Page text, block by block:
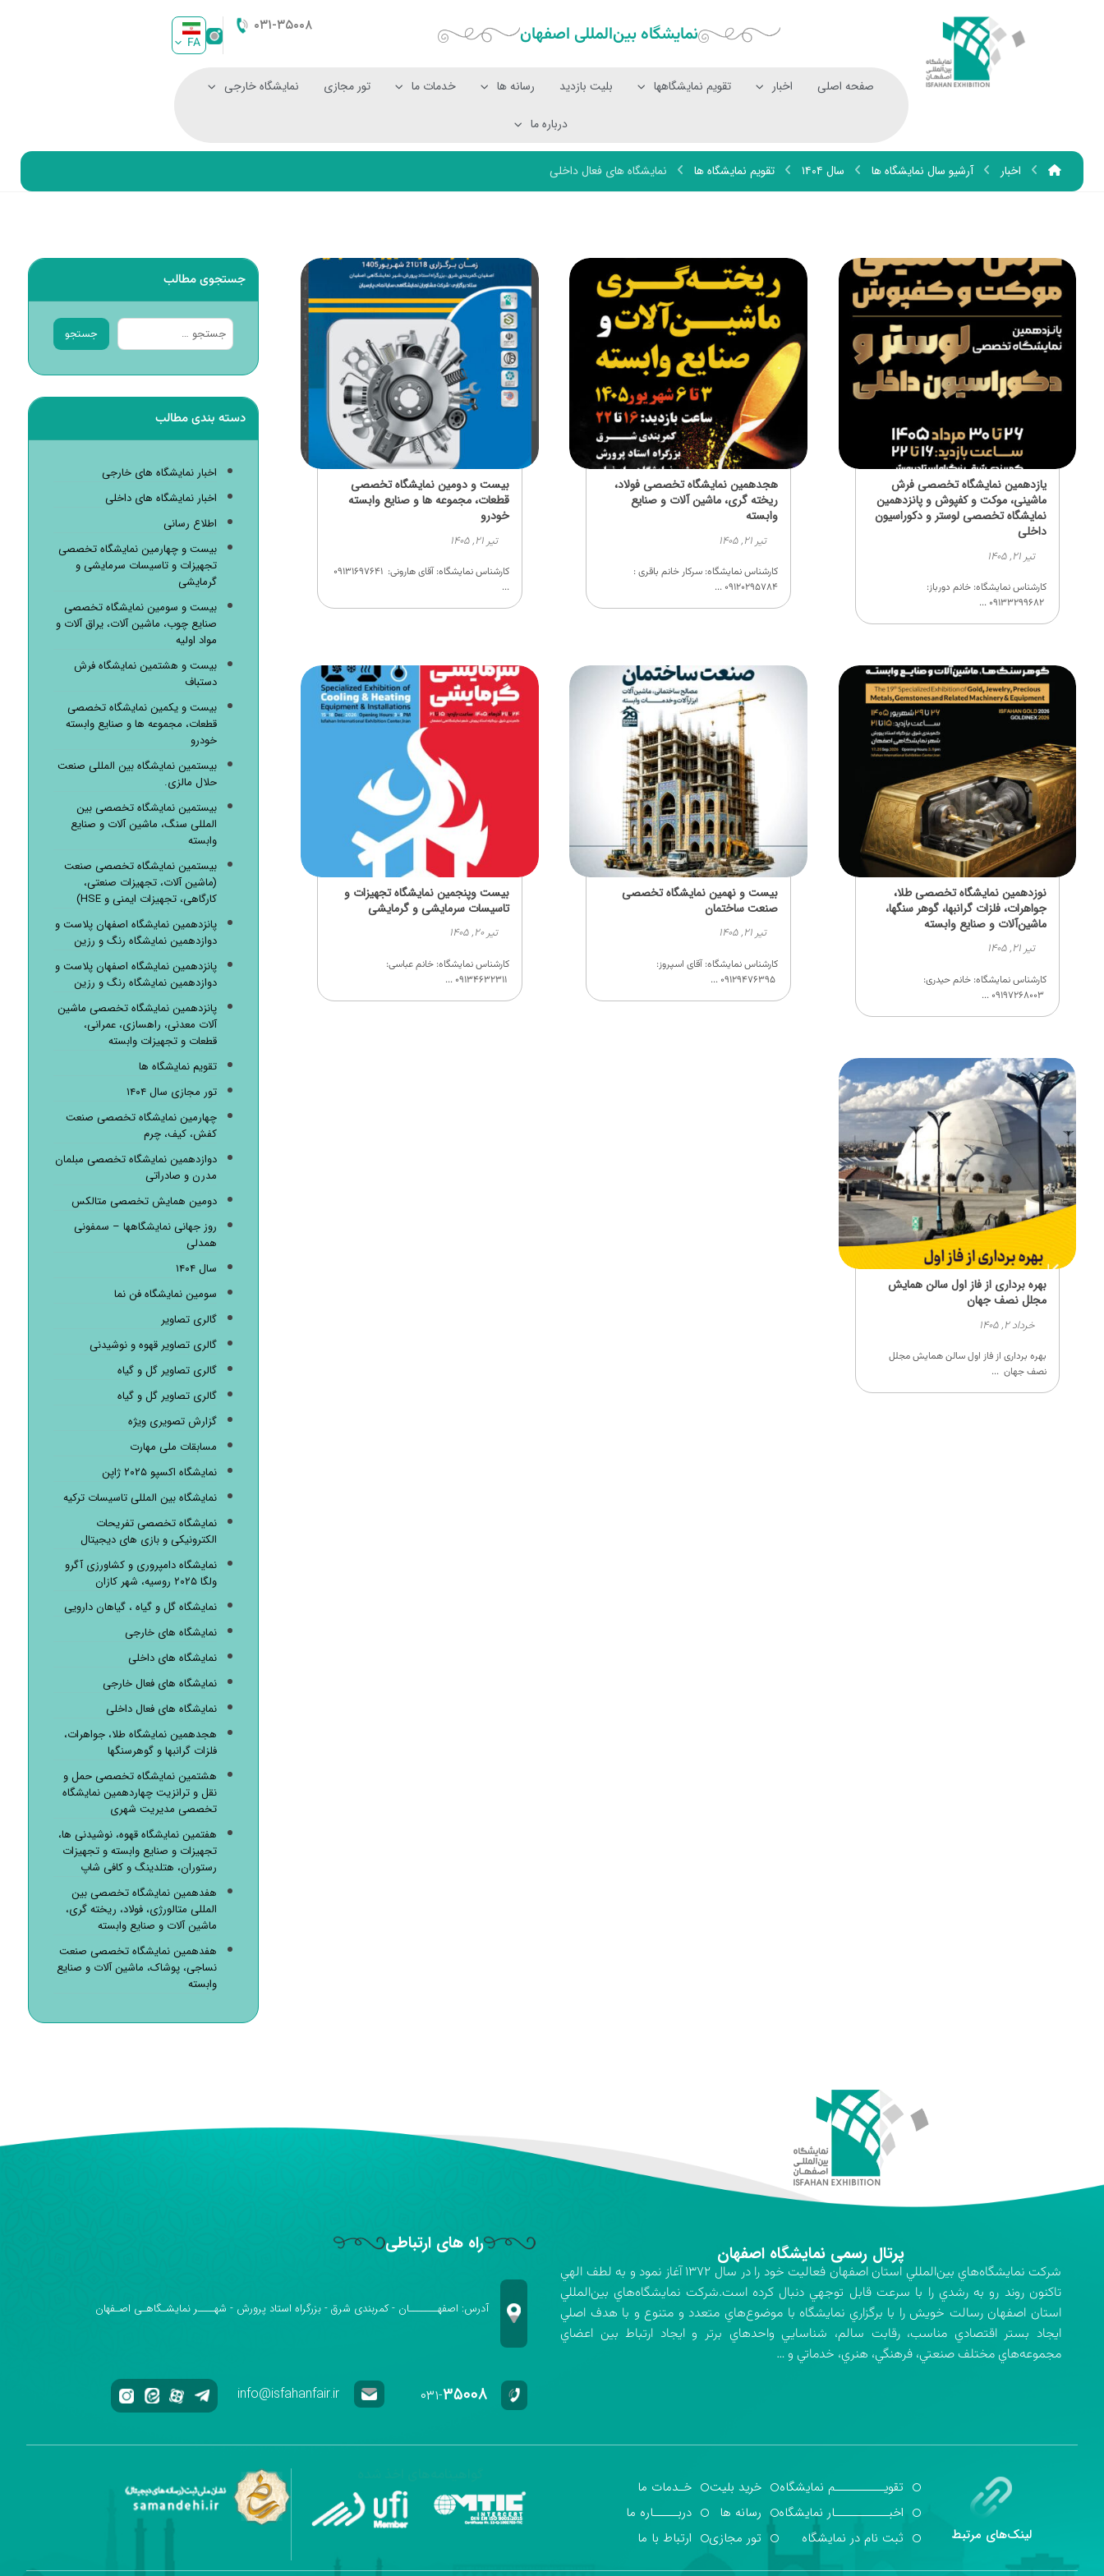
نمایشگاه بین‌المللی‌ اصفهان ۰۳۱-۳۵۰۰۸
FA
صفحه اصلی اخبار تقویم نمایشگاهها بلیت بازدید رسانه ها خدمات ما تور مجازی نمایشگاه خارجی
درباره ما
اخبار آرشیو سال نمایشگاه ها سال ۱۴۰۴ تقویم نمایشگاه ها نمایشگاه های فعال داخلی
یازدهمین نمایشگاه تخصصی فرش
ماشینی، موکت و کفپوش و پانزدهمین
نمایشگاه تخصصی لوستر و دکوراسیون
داخلی
تیر ۲۱, ۱۴۰۵
کارشناس نمایشگاه: خانم دورباز:
هجدهمین نمایشگاه تخصصی فولاد،
ریخته گری، ماشین آلات و صنایع
وابسته
تیر ۲۱, ۱۴۰۵
کارشناس نمایشگاه: سرکار خانم باقری :
۰۹۱۲۰۲۹۵۷۸۴ ...
بیست و دومین نمایشگاه تخصصی
قطعات، مجموعه ها و صنایع وابسته
خودرو
تیر ۲۱, ۱۴۰۵
کارشناس نمایشگاه: آقای هارونی: ۰۹۱۳۱۶۹۷۶۴۱
...
نوزدهمین نمایشگاه تخصصی طلا،
جواهرات، فلزات گرانبها، گوهر سنگها،
ماشین‌آلات و صنایع وابسته
تیر ۲۱, ۱۴۰۵
کارشناس نمایشگاه: خانم حیدری:
بیست و نهمین نمایشگاه تخصصی
صنعت ساختمان
تیر ۲۱, ۱۴۰۵
کارشناس نمایشگاه: آقای اسپروز:
۰۹۱۲۹۴۷۶۳۹۵ ...
بیست وپنجمین نمایشگاه تجهیزات و
تاسیسات سرمایشی و گرمایشی
تیر ۲۰, ۱۴۰۵
کارشناس نمایشگاه: خانم عباسی:
۰۹۱۳۴۶۳۲۳۱۱ ...
بهره برداری از فاز اول سالن همایش
مجلل نصف جهان
خرداد ۲, ۱۴۰۵
بهره برداری از فاز اول سالن همایش مجلل
نصف جهان ...
جستجوی مطالب
جستجو
دسته بندی مطالب
اخبار نمایشگاه های خارجی
اخبار نمایشگاه های داخلی
اطلاع رسانی
بیست و چهارمین نمایشگاه تخصصی
تجهیزات و تاسیسات سرمایشی و
گرمایشی
بیست و سومین نمایشگاه تخصصی
صنایع چوب، ماشین آلات، یراق آلات و
مواد اولیه
بیست و هشتمین نمایشگاه فرش
دستباف
بیست و یکمین نمایشگاه تخصصی
قطعات، مجموعه ها و صنایع وابسته
خودرو
بیستمین نمایشگاه بین المللی صنعت
حلال مالزی.
بیستمین نمایشگاه تخصصی بین
المللی سنگ، ماشین آلات و صنایع
وابسته
بیستمین نمایشگاه تخصصی صنعت
(ماشین آلات، تجهیزات صنعتی،
کارگاهی، تجهیزات ایمنی و HSE)
پانزدهمین نمایشگاه اصفهان پلاست و
دوازدهمین نمایشگاه رنگ و رزین
پانزدهمین نمایشگاه اصفهان پلاست و
دوازدهمین نمایشگاه رنگ و رزین
پانزدهمین نمایشگاه تخصصی ماشین
آلات معدنی، راهسازی، عمرانی،
قطعات و تجهیزات وابسته
تقویم نمایشگاه ها
تور مجازی سال ۱۴۰۴
چهارمین نمایشگاه تخصصی صنعت
کفش، کیف، چرم
دوازدهمین نمایشگاه تخصصی مبلمان
مدرن و صادراتی
دومین همایش تخصصی متالکس
روز جهانی نمایشگاهها – سمفونی
همدلی
سال ۱۴۰۴
سومین نمایشگاه فن نما
گالری تصاویر
گالری تصاویر قهوه و نوشیدنی
گالری تصاویر گل و گیاه
گالری تصاویر گل و گیاه
گزارش تصویری ویژه
مسابقات ملی مهارت
نمایشگاه اکسپو ۲۰۲۵ ژاپن
نمایشگاه بین المللی تاسیسات ترکیه
نمایشگاه تخصصی تفریحات
الکترونیکی و بازی های دیجیتال
نمایشگاه دامپروری و کشاورزی آگرو
ولگا ۲۰۲۵ روسیه، شهر کازان
نمایشگاه گل و گیاه ، گیاهان دارویی
نمایشگاه های خارجی
نمایشگاه های داخلی
نمایشگاه های فعال خارجی
نمایشگاه های فعال داخلی
هجدهمین نمایشگاه طلا، جواهرات،
فلزات گرانبها و گوهرسنگها
هشتمین نمایشگاه تخصصی حمل و
نقل و ترانزیت چهاردهمین نمایشگاه
تخصصی مدیریت شهری
هفتمین نمایشگاه قهوه، نوشیدنی ها،
تجهیزات و صنایع وابسته و تجهیزات
رستوران، هتلدینگ و کافی شاپ
هفدهمین نمایشگاه تخصصی بین
المللی متالورژی، فولاد، ریخته گری،
ماشین آلات و صنایع وابسته
هفدهمین نمایشگاه تخصصی صنعت
نساجی، پوشاک، ماشین آلات و صنایع
وابسته
پرتال رسمی نمایشگاه اصفهان
شركت نمايشگاه‌هاي بين‌المللي استان اصفهان فعاليت خود را در سال ۱۳۷۲ آغاز نمود و به لطف الهي
تاكنون روند رو به رشدي را با سرعت قابل توجهي دنبال كرده است.شركت نمايشگاه‌هاي بين‌المللي
استان اصفهان رسالت خويش را با برگزاري نمايشگاه با موضوع‌هاي متعدد و متنوع و با هدف اصلي
ايجاد بستر اقتصادي مناسب، رقابت سالم، شناسايي واحدهاي برتر و ايجاد ارتباط بين اعضاي
مجموعه‌هاي مختلف صنعتي، فرهنگي، هنري، خدماتي و …
راه های ارتباطی
آدرس: اصفهـــــــان - کمربندی شرق - بزرگراه استاد پرورش - شهــــر نمایشـگاهـی اصـفهان
۰۳۱-۳۵۰۰۸ info@isfahanfair.ir
لینک‌های مرتبط
تقویــــــــــم نمایشگاه
اخبـــــــــــار نمایشگاه
ثبت نام در نمایشگاه
خرید بلیت
رسانه ها
تور مجازی
خـدمات ما
دربـــــاره ما
ارتباط با ما